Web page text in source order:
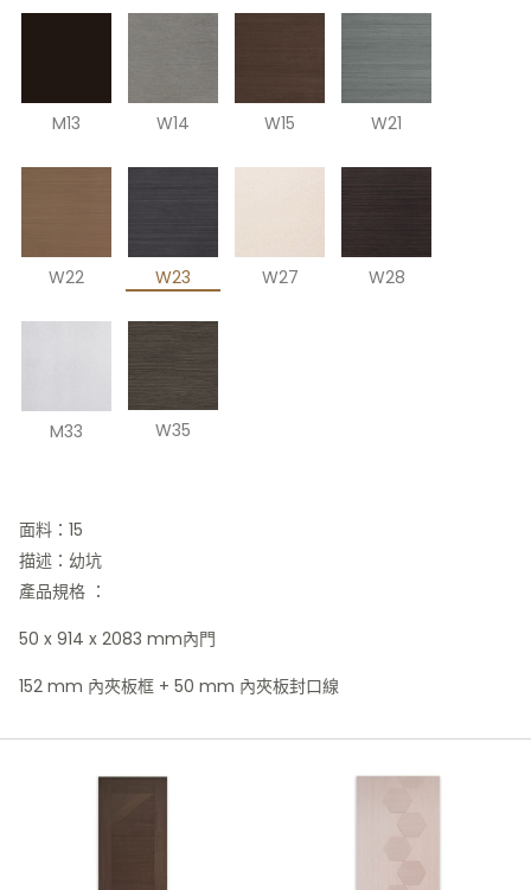
M13 W14 W15 W21
W22 W23 W27 W28
M33 W35
面料：15
描述：幼坑
產品規格 ：
50 x 914 x 2083 mm內門
152 mm 內夾板框 + 50 mm 內夾板封口線